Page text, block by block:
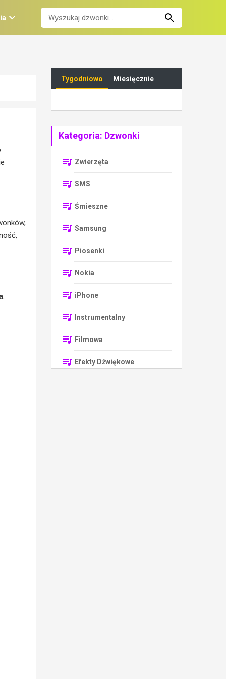
.
Tygodniowo Miesięcznie
Kategoria: Dzwonki
Zwierzęta
SMS
Śmieszne
Samsung
Piosenki
Nokia
iPhone
Instrumentalny
Filmowa
Efekty Dźwiękowe